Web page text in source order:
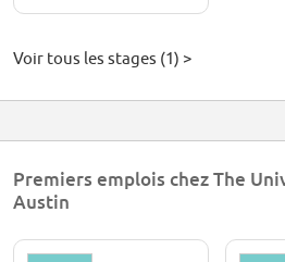
Voir tous les stages (1) >
Premiers emplois chez The
Austin